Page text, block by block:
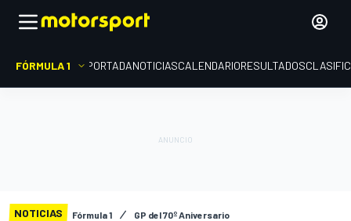
FÓRMULA 1 PORTADANOTICIASCALENDARIORESULTADOS
NOTICIAS Fórmula 1 GP del 70º Aniversario